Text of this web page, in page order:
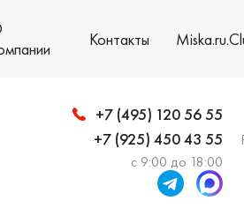
Контакты
+7 (495) 120 56 55
+7 (925) 450 43 55
с 9:00 до 18:00